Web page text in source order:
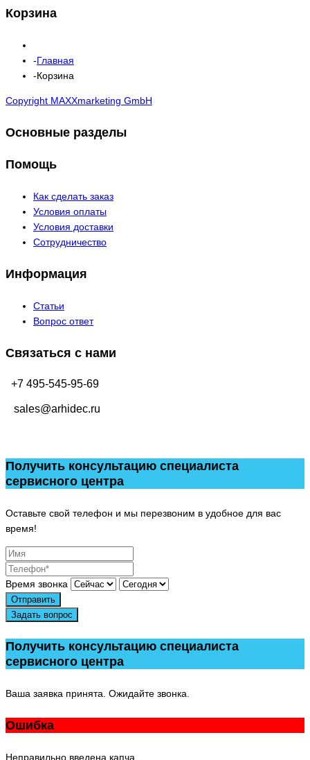
Корзина
Главная
Корзина
Copyright MAXXmarketing GmbH
Основные разделы
Помощь
Как сделать заказ
Условия оплаты
Условия доставки
Сотрудничество
Информация
Статьи
Вопрос ответ
Связаться с нами
+7 495-545-95-69
sales@arhidec.ru
Получить консультацию специалиста
сервисного центра
Оставьте свой телефон и мы перезвоним в удобное для вас
время!
Время звонка
Отправить
Задать вопрос
Получить консультацию специалиста
сервисного центра
Ваша заявка принята. Ожидайте звонка.
Ошибка
Неправильно введена капча